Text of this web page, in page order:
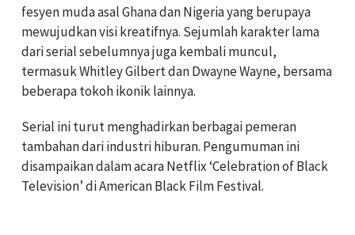
fesyen muda asal Ghana dan Nigeria yang berupaya
mewujudkan visi kreatifnya. Sejumlah karakter lama
dari serial sebelumnya juga kembali muncul,
termasuk Whitley Gilbert dan Dwayne Wayne, bersama
beberapa tokoh ikonik lainnya.
Serial ini turut menghadirkan berbagai pemeran
tambahan dari industri hiburan. Pengumuman ini
disampaikan dalam acara Netflix ‘Celebration of Black
Television’ di American Black Film Festival.